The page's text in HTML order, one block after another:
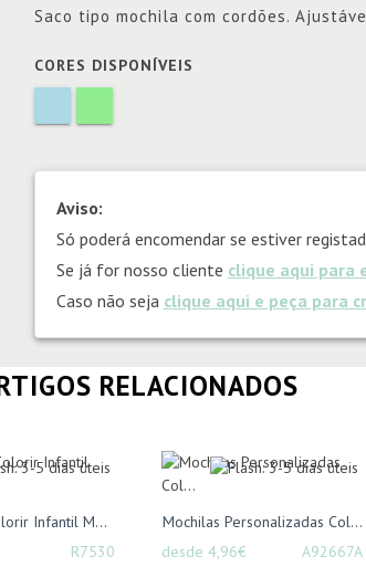
Saco tipo mochila com cordões.
CORES DISPONÍVEIS
Aviso:
Só poderá encomendar se estiver
Se já for nosso cliente clique aqui para
Caso não seja clique aqui e peça para
RELACIONADOS
Infantil M...
R7530
Mochilas Personalizadas Col...
desde 4,96€
A92667A